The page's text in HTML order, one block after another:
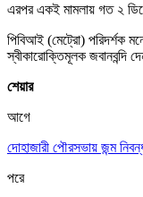
এরপর একই মামলায় গত ২
পিবিআই (মেট্রো) পরিদর্শক
স্বীকারোক্তিমূলক জবানবন্দি
শেয়ার
আগে
দোহাজারী পৌরসভায় জন্ম
পরে